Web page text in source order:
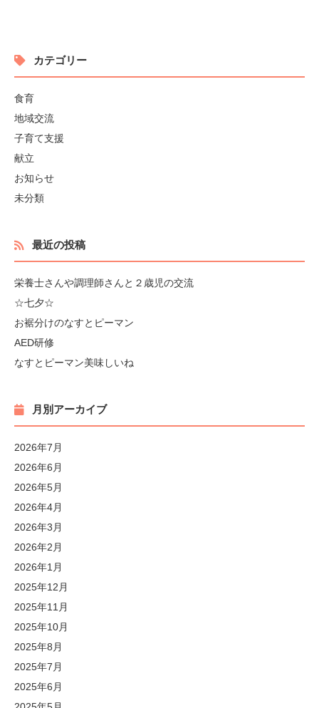
カテゴリー
食育
地域交流
子育て支援
献立
お知らせ
未分類
最近の投稿
栄養士さんや調理師さんと２歳児の交流
☆七夕☆
お裾分けのなすとピーマン
AED研修
なすとピーマン美味しいね
月別アーカイブ
2026年7月
2026年6月
2026年5月
2026年4月
2026年3月
2026年2月
2026年1月
2025年12月
2025年11月
2025年10月
2025年8月
2025年7月
2025年6月